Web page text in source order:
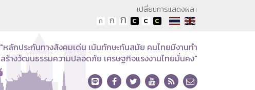
เปลี่ยนการแสดงผล :
"หลักประกันทางสังคมเด่น เน้นทักษะทันสมัย คนไทยมีงานทำ
สร้างวัฒนธรรมความปลอดภัย เศรษฐกิจแรงงานไทยมั่นคง"